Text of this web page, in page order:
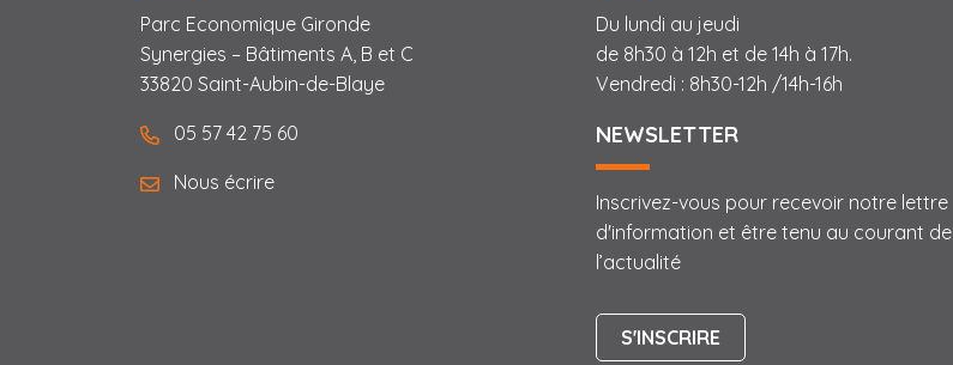
Parc Economique Gironde
Synergies – Bâtiments A, B et C
33820 Saint-Aubin-de-Blaye
05 57 42 75 60
Nous écrire
Du lundi au jeudi
de 8h30 à 12h et de 14h à 17h.
Vendredi : 8h30-12h /14h-16h
NEWSLETTER
Inscrivez-vous pour recevoir notre lettre
d'information et être tenu au courant de
l’actualité
S'INSCRIRE